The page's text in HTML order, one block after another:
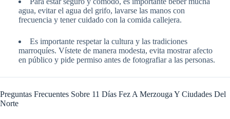
agua, evitar el agua del grifo, lavarse las manos con
frecuencia y tener cuidado con la comida callejera.
Es importante respetar la cultura y las tradiciones
marroquíes. Vístete de manera modesta, evita mostrar afecto
en público y pide permiso antes de fotografiar a las personas.
Preguntas Frecuentes Sobre 11 Días Fez A Merzouga Y Ciudades Del
Norte